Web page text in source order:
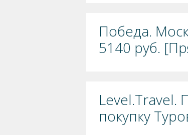
Победа.
5140 руб.
Level.Travel.
покупку